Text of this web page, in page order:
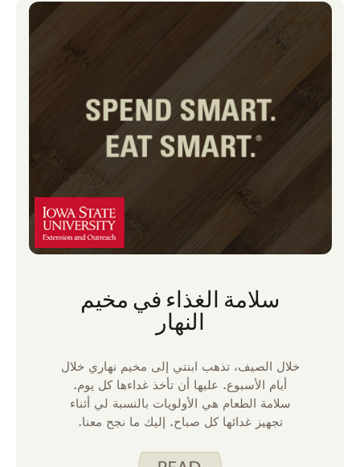
سلامة الغذاء في مخيم
النهار
خلال الصيف، تذهب ابنتي إلى مخيم نهاري خلال
أيام الأسبوع. عليها أن تأخذ غداءها كل يوم.
سلامة الطعام هي الأولويات بالنسبة لي أثناء
تجهيز غدائها كل صباح. إليك ما نجح معنا.